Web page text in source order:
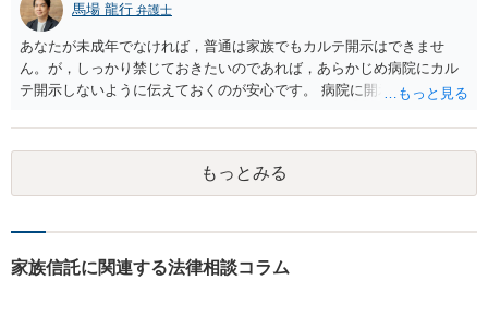
馬場 龍行 弁護士
あなたが未成年でなければ，普通は家族でもカルテ開示はできませ
ん。が，しっかり禁じておきたいのであれば，あらかじめ病院にカル
テ開示しないように伝えておくのが安心です。 病院に開示しないよう
可能性は低いのでコストパフォーマンスとしてはどうかなという感じ
がします。
もっとみる
家族信託に関連する法律相談コラム